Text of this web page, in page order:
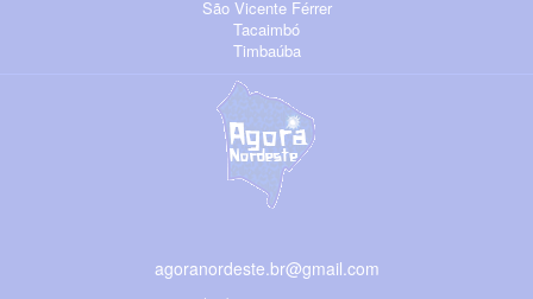
São Vicente Férrer
Tacaimbó
Timbaúba
agoranordeste.br@gmail.com